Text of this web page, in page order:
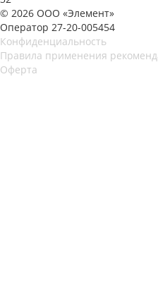
© 2026 ООО «Элемент»
Оператор 27-20-005454
Конфиденциальность
Правила применения
Оферта